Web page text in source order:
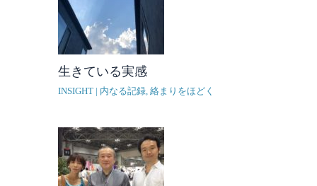
生きている実感
INSIGHT | 内なる記録, 絡まりをほどく